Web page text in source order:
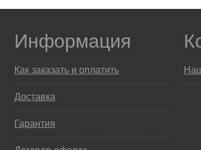
Информация
Как заказать и оплатить
Доставка
Гарантия